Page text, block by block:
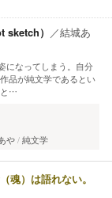
） ／結城あ
になってしまう。自分
品が純文学であるとい
と…
や 純文学
魂）は語れない。